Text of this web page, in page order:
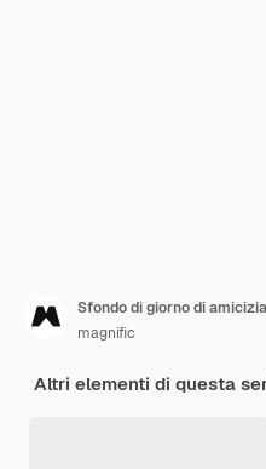
magnific
Altri elementi di questa